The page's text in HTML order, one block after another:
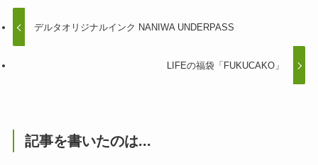
デルタオリジナルインク NANIWA UNDERPASS
LIFEの福袋「FUKUCAKO」
記事を書いたのは...